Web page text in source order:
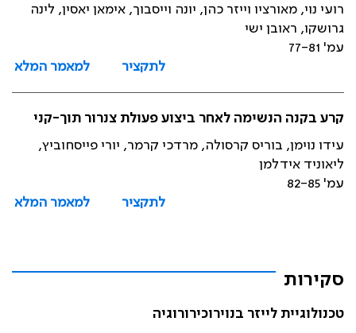
רועי נוי, מאורציו וייזר כהן, יונה וייסבוך, אימאן יאסין, לינה
גרושקו, ראובן ישי
עמ' 77-81
לתקציר
למאמר המלא
קרע בקנה הנשימה לאחר ביצוע פעולת צנרור תוך-קני
עידו נוימן, בוריס קרסולה, מרדכי קרמר, יורי פייסחוביץ,
ליאוניד אידלמן
עמ' 82-85
לתקציר
למאמר המלא
סקירות
טכנולוגיית לייזר בנוירוכירורוגיה